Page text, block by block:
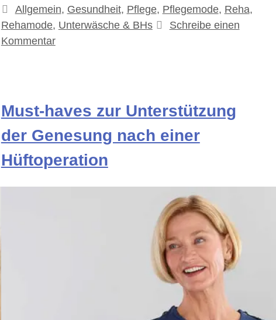
Kategorien
Allgemein, Gesundheit, Pflege, Pflegemode, Reha,
Rehamode, Unterwäsche & BHs
Schreibe einen
Kommentar
Must-haves zur Unterstützung
der Genesung nach einer
Hüftoperation